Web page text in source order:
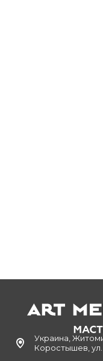
Украина,
Коростышев, ул.